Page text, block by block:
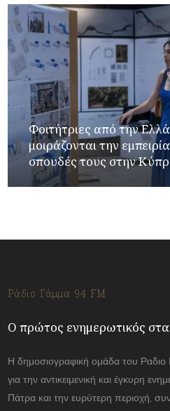
Φοιτήτριες από την
μοιράζονται την
σπουδές τους στην
Ράδιο Γάμμα 94 FM
Ο πρώτος ενημερωτικός
Η δημοσιογραφική ομάδα του Ραδιο
για την αντικειμενική και έγκυρη
Πάτρα και την ευρύτερη περιοχή,